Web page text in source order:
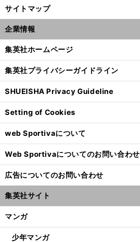
サイトマップ
企業情報
集英社ホームページ
集英社プライバシーガイドライン
SHUEISHA Privacy Guideline
Setting of Cookies
web Sportivaについて
Web Sportivaについてのお問い合わせ
広告についてのお問い合わせ
集英社サイト
マンガ
少年マンガ